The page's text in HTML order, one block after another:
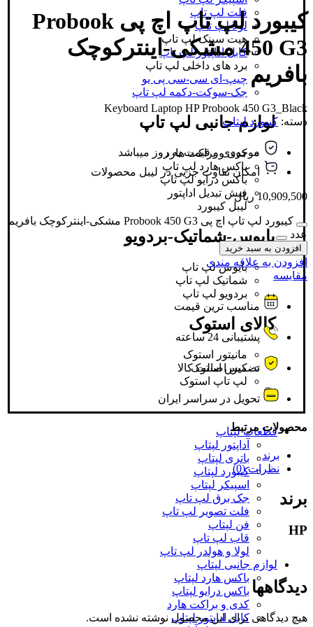
فلت لپ تاپ
لولا لپ تاپ
هیت سینک لپ تاپ
کابل اداپتور لپ تاپ
برد های داخلی لپ تاپ
چیپ-ای سی-سی پی یو
جک-سوکت-دکمه لپ تاپ
لوازم جانبی لپ تاپ
کدی و براکت هارد
باکس هارد لپ تاپ
باکس درایو لپ تاپ
فیش تبدیل اداپتور
لیبل کیبورد
بایوس-شماتیک-بردویو
بایوس لپ تاپ
شماتیک لپ تاپ
بردویو لپ تاپ
کالای استوک
مانیتور استوک
کیس استوک
لپ تاپ استوک
قطعات لپتاپ
آداپتور لپتاپ
باتری لپتاپ
کیبورد لپتاپ
اسپیکر لپتاپ
جک برق لپ تاپ
فلت تصویر لپ تاپ
فن لپتاپ
قاب لپ تاپ
لولا و هولدر لپ تاپ
لوازم جانبی لپتاپ
باکس هارد لپتاپ
باکس درایو لپتاپ
کدی و براکت هارد
کابل اداپتور لپتاپ
کیبورد لپ تاپ اچ پی Probook
450 G3 مشکی-اینترکوچک
بافریم
Keyboard Laptop HP Probook 450 G3_Black
دسته: کیبورد لپتاپ
موجودی و قیمت به روز میباشد
امکان تفاوت جزیی در لیبل محصولات
10,909,500 ریال
کیبورد لپ تاپ اچ پی Probook 450 G3 مشکی-اینترکوچک بافریم
عدد
افزودن به سبد خرید
افزودن به علاقه مندی
مقایسه
مناسب ترین قیمت
پشتیبانی 24 ساعته
تضمین اصالت کالا
تحویل در سراسر ایران
محصولات مرتبط
برند
نظرات (0)
برند
HP
دیدگاهها
هیچ دیدگاهی برای این محصول نوشته نشده است.